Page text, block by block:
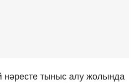
нәресте тыныс алу жолында